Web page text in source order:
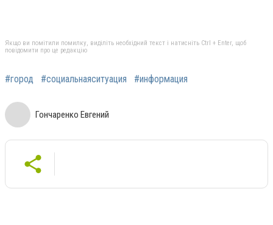
Якщо ви помітили помилку, виділіть необхідний текст і натисніть Ctrl + Enter, щоб
повідомити про це редакцію
#город #социальнаяситуация #информация
Гончаренко Евгений